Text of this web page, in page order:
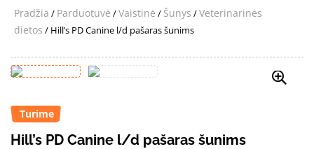
Pradžia / Parduotuvė /Vaistinė / Šunys /Veterinarinės
dietos / Hill’s PD Canine l/d pašaras šunims
Turime
Hill’s PD Canine l/d pašaras šunims